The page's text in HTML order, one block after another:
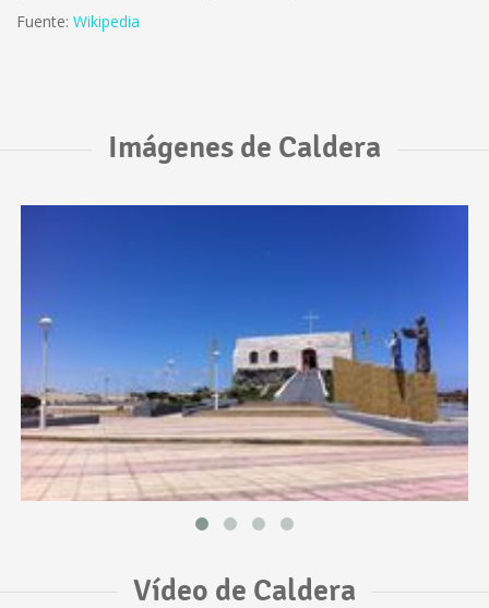
Fuente: Wikipedia
Imágenes de Caldera
Vídeo de Caldera